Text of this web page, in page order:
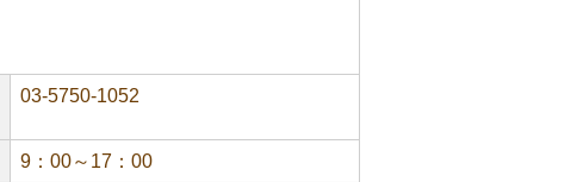
03-5750-1052
9：00～17：00